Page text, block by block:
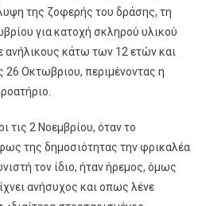
της ζοφερής του δράσης, τη
για κατοχή σκληρού υλικού
ανήλικους κάτω των 12 ετών και
26 Οκτωβριου, περιμένοντας η
τις 2 Νοεμβρίου, όταν το
της δημοσιότητας την φρικαλέα
τον ίδιο, ήταν ήρεμος, όμως
ανήσυχος και οπως λένε